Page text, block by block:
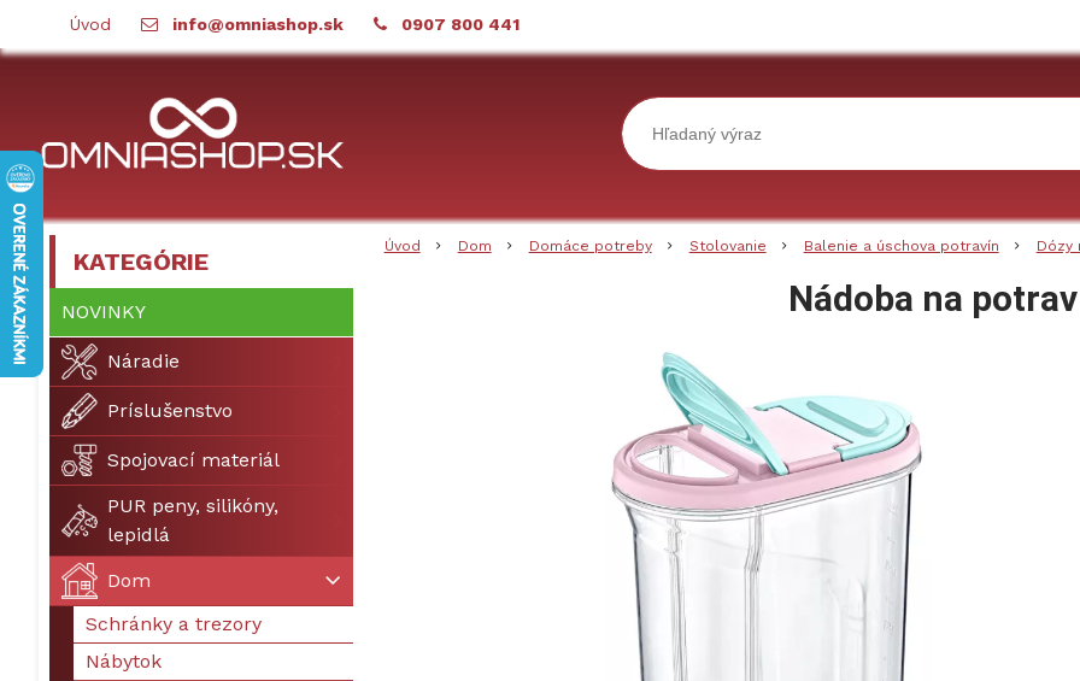
Úvod info@omniashop.sk 0907 800 441
Úvod Dom Domáce potreby Stolovanie Balenie a úschova potravín Dózy
Nádoba na
KATEGÓRIE
NOVINKY
Náradie
Príslušenstvo
Spojovací materiál
PUR peny, silikóny,
lepidlá
Dom
Schránky a trezory
Nábytok